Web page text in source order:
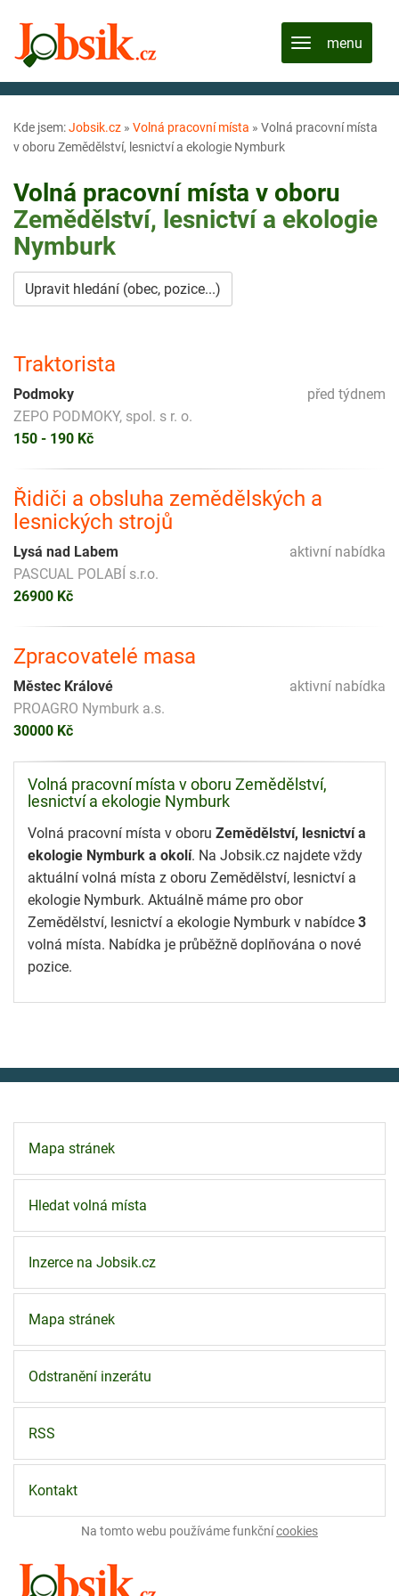
Kde jsem:Jobsik.cz » Volná pracovní místa » Volná pracovní místa
v oboru Zemědělství, lesnictví a ekologie Nymburk
Volná pracovní místa v oboru
Zemědělství, lesnictví a ekologie
Nymburk
Upravit hledání (obec, pozice...)
Traktorista
před týdnem
Podmoky
ZEPO PODMOKY, spol. s r. o.
150 - 190 Kč
Řidiči a obsluha zemědělských a
lesnických strojů
aktivní nabídka
Lysá nad Labem
PASCUAL POLABÍ s.r.o.
26900 Kč
Zpracovatelé masa
aktivní nabídka
Městec Králové
PROAGRO Nymburk a.s.
30000 Kč
Volná pracovní místa v oboru Zemědělství,
lesnictví a ekologie Nymburk
Volná pracovní místa v oboru Zemědělství, lesnictví a
ekologie Nymburk a okolí. Na Jobsik.cz najdete vždy
aktuální volná místa z oboru Zemědělství, lesnictví a
ekologie Nymburk. Aktuálně máme pro obor
Zemědělství, lesnictví a ekologie Nymburk v nabídce 3
volná místa. Nabídka je průběžně doplňována o nové
pozice.
Mapa stránek
Hledat volná místa
Inzerce na Jobsik.cz
Mapa stránek
Odstranění inzerátu
RSS
Kontakt
Na tomto webu používáme funkčnícookies